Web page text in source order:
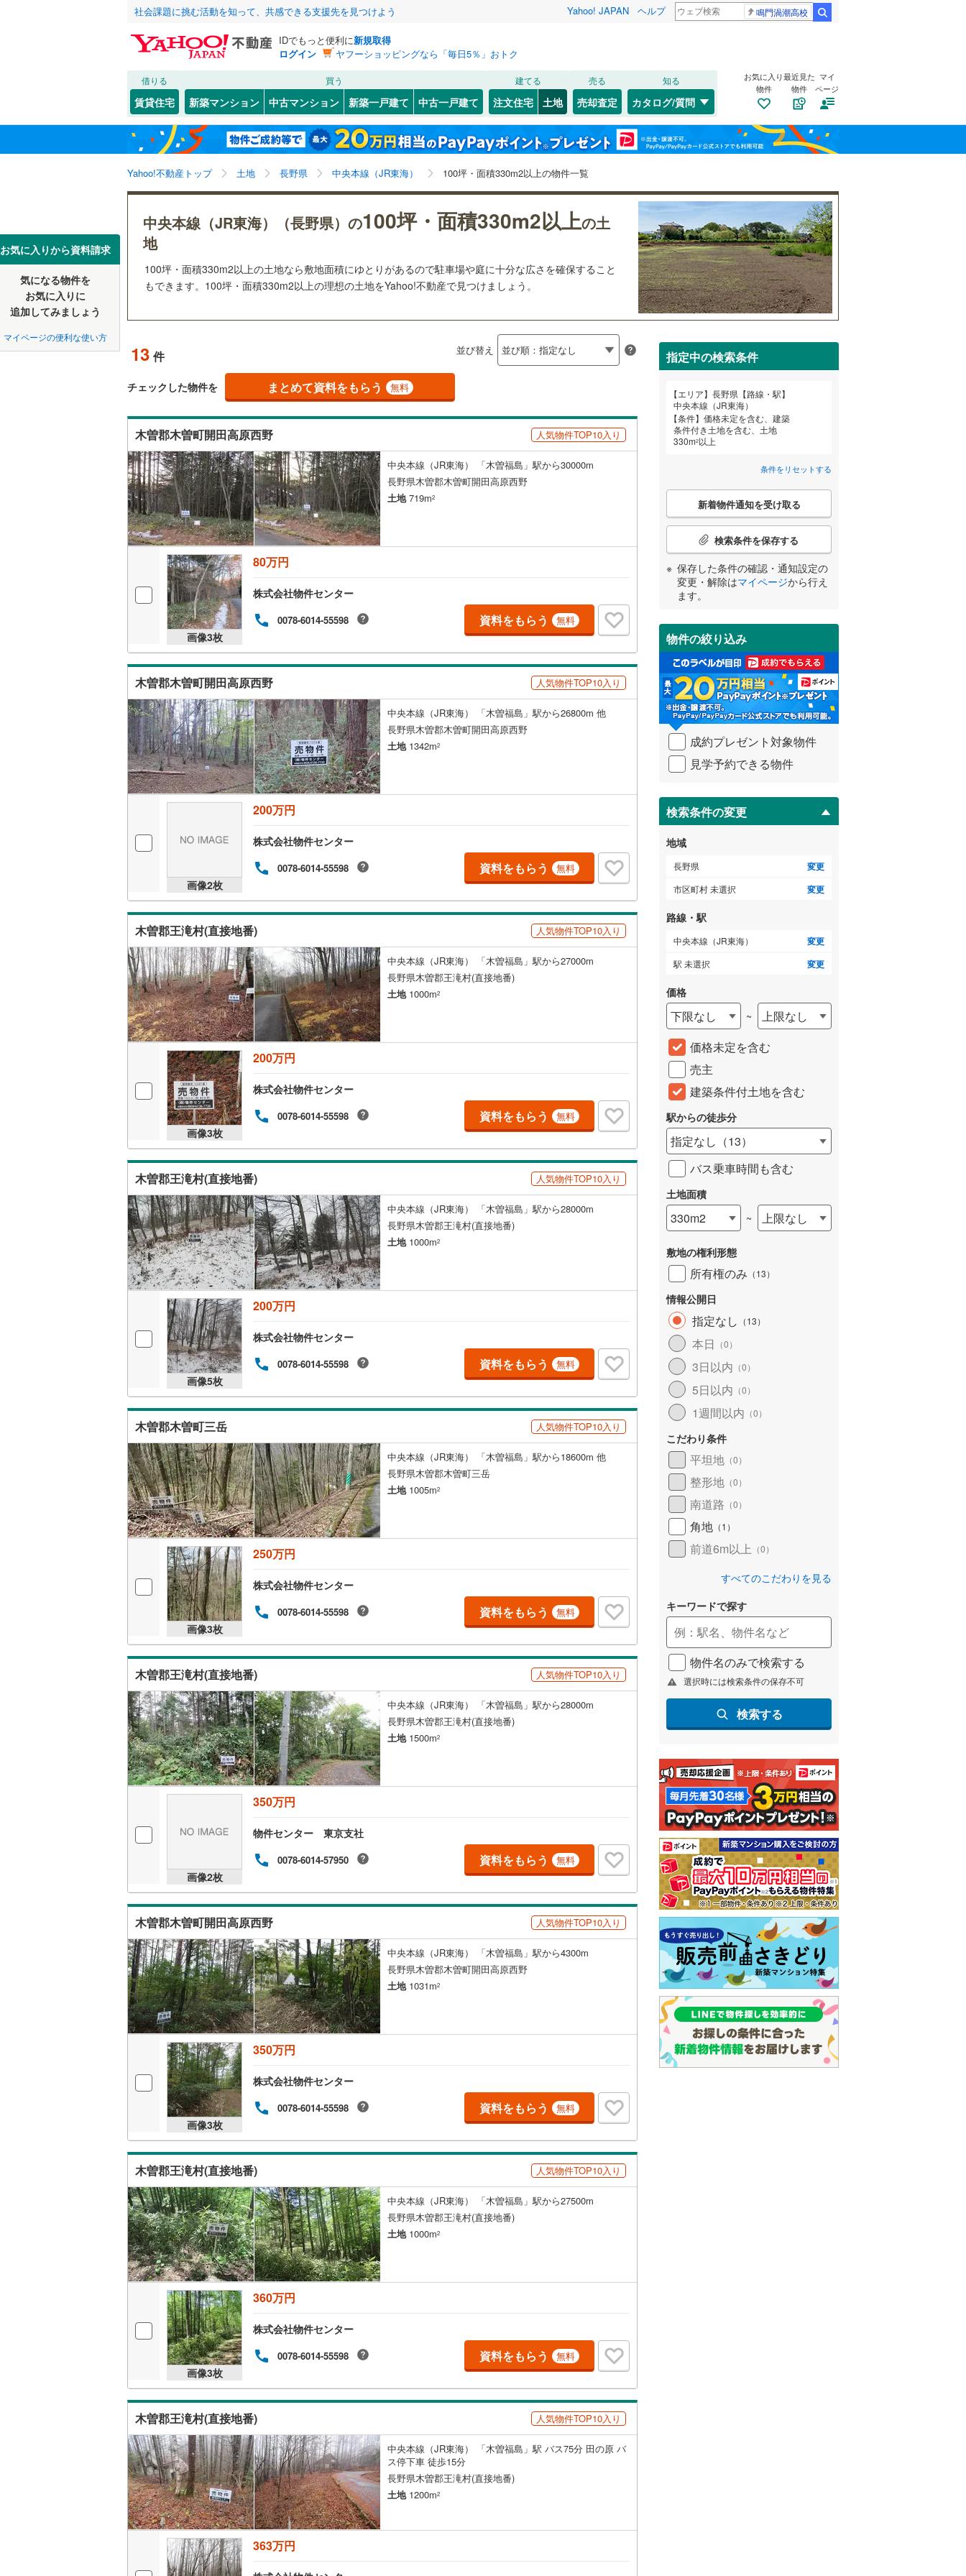
社会課題に挑む活動を知って、共感できる支援先を見つけよう Yahoo! JAPAN ヘルプ 鳴門渦潮高校
IDでもっと便利に新規取得
ログイン
ヤフーショッピングなら「毎日5％」おトク
借りる
賃貸住宅
買う
新築マンション 中古マンション 新築一戸建て 中古一戸建て
建てる
注文住宅 土地
売る
売却査定
知る
カタログ/質問
お気に入り
物件
最近見た
物件
マイ
ページ
Yahoo!不動産トップ 土地 長野県 中央本線（JR東海） 100坪・面積330m2以上の物件一覧
お気に入りから資料請求
気になる物件を
お気に入りに
追加してみましょう
マイページの便利な使い方
中央本線（JR東海）（長野県）の100坪・面積330m2以上の土
地
100坪・面積330m2以上の土地なら敷地面積にゆとりがあるので駐車場や庭に十分な広さを確保すること
もできます。100坪・面積330m2以上の理想の土地をYahoo!不動産で見つけましょう。
13 件 並び替え
チェックした物件を まとめて資料をもらう 無料
木曽郡木曽町開田高原西野 人気物件TOP10入り
中央本線（JR東海） 「木曽福島」駅から30000m
長野県木曽郡木曽町開田高原西野
土地719m2
画像3枚
80万円
株式会社物件センター
0078-6014-55598 資料をもらう 無料
木曽郡木曽町開田高原西野 人気物件TOP10入り
中央本線（JR東海） 「木曽福島」駅から26800m 他
長野県木曽郡木曽町開田高原西野
土地1342m2
画像2枚
200万円
株式会社物件センター
0078-6014-55598 資料をもらう 無料
木曽郡王滝村(直接地番) 人気物件TOP10入り
中央本線（JR東海） 「木曽福島」駅から27000m
長野県木曽郡王滝村(直接地番)
土地1000m2
画像3枚
200万円
株式会社物件センター
0078-6014-55598 資料をもらう 無料
木曽郡王滝村(直接地番) 人気物件TOP10入り
中央本線（JR東海） 「木曽福島」駅から28000m
長野県木曽郡王滝村(直接地番)
土地1000m2
画像5枚
200万円
株式会社物件センター
0078-6014-55598 資料をもらう 無料
木曽郡木曽町三岳 人気物件TOP10入り
中央本線（JR東海） 「木曽福島」駅から18600m 他
長野県木曽郡木曽町三岳
土地1005m2
画像3枚
250万円
株式会社物件センター
0078-6014-55598 資料をもらう 無料
木曽郡王滝村(直接地番) 人気物件TOP10入り
中央本線（JR東海） 「木曽福島」駅から28000m
長野県木曽郡王滝村(直接地番)
土地1500m2
画像2枚
350万円
物件センター 東京支社
0078-6014-57950 資料をもらう 無料
木曽郡木曽町開田高原西野 人気物件TOP10入り
中央本線（JR東海） 「木曽福島」駅から4300m
長野県木曽郡木曽町開田高原西野
土地1031m2
画像3枚
350万円
株式会社物件センター
0078-6014-55598 資料をもらう 無料
木曽郡王滝村(直接地番) 人気物件TOP10入り
中央本線（JR東海） 「木曽福島」駅から27500m
長野県木曽郡王滝村(直接地番)
土地1000m2
画像3枚
360万円
株式会社物件センター
0078-6014-55598 資料をもらう 無料
木曽郡王滝村(直接地番) 人気物件TOP10入り
中央本線（JR東海） 「木曽福島」駅 バス75分 田の原 バ
ス停下車 徒歩15分
長野県木曽郡王滝村(直接地番)
土地1200m2
363万円
指定中の検索条件
エリア
長野県【路線・駅】
中央本線（JR東海）
条件
価格未定を含む、建築
条件付き土地を含む、土地
330m2以上
条件をリセットする
こ
検
条
件
受
け
取
る
・
条
件
を
イ
ペ
ジ
に
保
存
す
る
新着物件通知を受け取る
検索条件を保存する
保存した条件の確認・通知設定の
変更・解除はマイページから行え
ます。
物件の絞り込み
成約プレゼント対象物件
見学予約できる物件
検索条件の変更
地域
長野県 変更
市区町村 未選択 変更
路線・駅
中央本線（JR東海） 変更
駅 未選択 変更
価格
下限なし ~
上限なし
価格未定を含む
売主
建築条件付土地を含む
駅からの徒歩分
指定なし （13）
バス乗車時間も含む
土地面積
330m2 ~ 上限なし
敷地の権利形態
所有権のみ （13）
情報公開日
指定なし （13）
本日 （0）
3日以内 （0）
5日以内 （0）
1週間以内 （0）
こだわり条件
平坦地 （0）
整形地 （0）
南道路 （0）
角地 （1 ）
前道6m以上 （0）
すべてのこだわりを見る
キーワードで探す
物件名のみで検索する
選択時には検索条件の保存不可
検索する
北海道 北海道
東北 青森 岩手 宮城 秋田 山形 福島
関東 東京 神奈川 埼玉 千葉 茨城
富山 福井
近畿 大阪 兵庫 京都 滋賀 和歌山
中国 鳥取 島根 岡山 広島 山口
高知
福岡 佐賀 長崎 鹿児島
該当物件0件 この条件で検索する 条件をリセットする
長野市(2) 松本市(4) 上田市(3)
岡谷市(0) 飯田市(1) 諏訪市(0)
須坂市( 1) 小諸市(8)
中野市 大町市(2)
飯山市 0 ) 茅野市 塩尻市(0)
佐久市(5) 千曲市 (0 ) 東御市(0)
安曇野市(4) 南佐久郡小海町 南佐久郡川上村(0)
南佐久郡南牧村(2) 南佐久郡南相木村(0) 南佐久郡北相木村(0)
北佐久郡軽井沢町(109 北佐久郡御代田町(16)
北佐久郡立科町(0) 小県郡長和町(0)
諏訪郡下諏訪町(1) 諏訪郡原村(0)
上伊那郡辰野町
上伊那郡箕輪町(0) 上伊那郡飯島町(0)
上伊那郡南箕輪村(0) 上伊那郡中川村(0)
下伊那郡松川町(0) 下伊那郡高森町
下伊那郡阿智村(0) 下伊那郡根羽村(0)
下伊那郡下條村(0) 下伊那郡天龍村(0)
下伊那郡泰阜村
下伊那郡豊丘村(0)
下伊那郡大鹿村( 木曽郡南木曽町( 0
木曽郡木祖村(0 木曽郡王滝村(7 )
東筑摩郡生坂村(
東筑摩郡山形村(1) 東筑摩郡朝日村(0) 東筑摩郡筑北村(0)
北安曇郡池田町(0) 北安曇郡松川村(0) 北安曇郡白馬村(0)
北安曇郡小谷村(0) 埴科郡坂城町 上高井郡小布施町(0)
上高井郡高山村(0) 下高井郡木島平村
下高井郡野沢温泉村(
上水内郡飯綱町
該当物件0件 この条件で検索する 条件をリセットする
該当物件0件 この条件で検索する 条件をリセットする
JR 信越本線(2) 飯山線(0) 中央本線（JR東日本）(
小海線(14) 篠ノ井線(5) 大糸線（JR東日本）
飯田線(0) 中央本線（JR東海）(13) 大糸線（JR西日本）(0
北陸新幹線
80)
しなの鉄道北しなの線 (3 ) しなの鉄道 135) 長野電鉄長野線
該当物件0件 この条件で検索する 条件をリセットする
(0) (0) (0) (0) (0) (0) 宮ノ越 (0) (13) (0) (0)
(0) (0 (0) ( ) ( ) (0)
該当物件0件 この条件で検索する 条件をリセットする
こだわり条件 配置、向き、建ち方、日当たり
前道6m以上（0） 角地（1） 南道路（0）
平坦地（0） 整形地（0） 古家あり（3）
販売、価格、契約、入居関連など
更地渡し（0 ） 第一種低層住居専用地域（0
最寄りの駅が始発駅（0） 海まで2km以内 小学校まで1km以内（0）
オンライン対応
IT重説可（0 ）
オンライン対応とは？
該当物件0件 この条件で検索する 条件をリセットする
検索条件を保存しました
この検索条件の新着物件通知は、 マイページから設定できます。
保存した条件を見る
長野県、中央本線（JR東海）、価格未定を含む、建築
条件付き土地を含む、土地330
m 以上
マイページ